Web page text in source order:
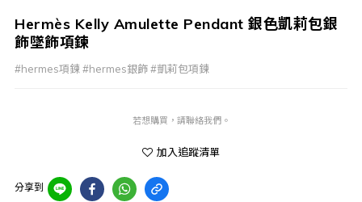
Hermès Kelly Amulette Pendant 銀色凱莉包銀
飾墜飾項鍊
#hermes項鍊 #hermes銀飾 #凱莉包項鍊
若想購買，請聯絡我們。
加入追蹤清單
分享到